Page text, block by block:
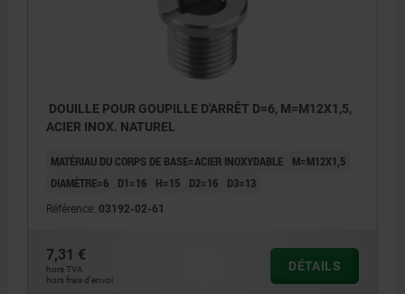
DOUILLE POUR GOUPILLE D'ARRÊT D=6, M=M12X1,5,
ACIER INOX. NATUREL
MATÉRIAU DU CORPS DE BASE=ACIER INOXYDABLE
M=M12X1,5
DIAMÈTRE=6
D1=16 H=15 D2=16 D3=13
Référence: 03192-02-61
7,31 €
hors TVA
hors frais d’envoi
DÉTAILS